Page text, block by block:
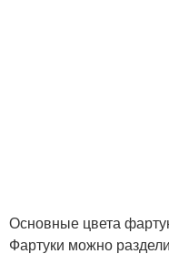
Основные цвета
Фартуки можно